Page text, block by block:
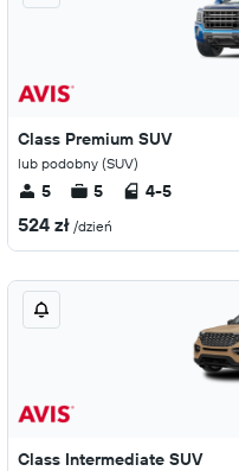
Class Premium SUV
lub podobny (SUV)
5 5 4-5
524 zł /dzień
Class Intermediate SUV